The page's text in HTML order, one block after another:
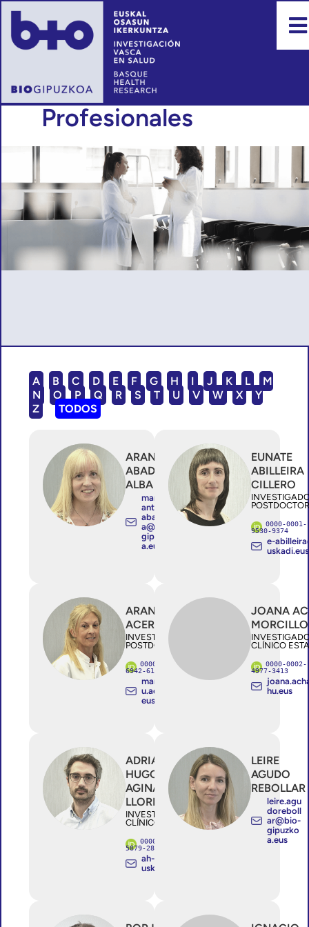
Profesionales
A B C D E F G H I J K L
M
N
O P Q R S T U V W X
Y
Z
TODOS
ARANTZA
ABAD
ALBA
mariaar
antzazu.
abadalb
a@bio-
gipuzko
a.eus
EUNATE
ABILLEIRA
CILLERO
0000-0001-
9530-9374
e-
uskadi.eus
ARANTXA
ACERA OSA
INVESTIGADOR/A
POSTDOCTORAL
0000-0002-
6942-6144
mariaaranzaz
u.acera@ehu.
eus
JOANA
MORCILLO
CLÍNICO
0000-0002-
4977-3413
hu.eus
ADRIAN
HUGO
AGINAGALDE
LLORENTE
INVESTIGADOR/A
CLÍNICO ESTABLE
0000-0002-
5879-2894
ah-llorente@e
uskadi.eus
LEIRE
AGUDO
REBOLLAR
leire.agu
doreboll
ar@bio-
gipuzko
a.eus